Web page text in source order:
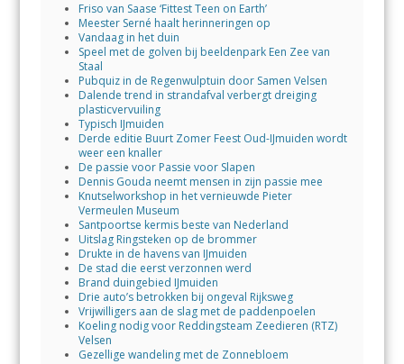
Friso van Saase ‘Fittest Teen on Earth’
Meester Serné haalt herinneringen op
Vandaag in het duin
Speel met de golven bij beeldenpark Een Zee van
Staal
Pubquiz in de Regenwulptuin door Samen Velsen
Dalende trend in strandafval verbergt dreiging
plasticvervuiling
Typisch IJmuiden
Derde editie Buurt Zomer Feest Oud-IJmuiden wordt
weer een knaller
De passie voor Passie voor Slapen
Dennis Gouda neemt mensen in zijn passie mee
Knutselworkshop in het vernieuwde Pieter
Vermeulen Museum
Santpoortse kermis beste van Nederland
Uitslag Ringsteken op de brommer
Drukte in de havens van IJmuiden
De stad die eerst verzonnen werd
Brand duingebied IJmuiden
Drie auto’s betrokken bij ongeval Rijksweg
Vrijwilligers aan de slag met de paddenpoelen
Koeling nodig voor Reddingsteam Zeedieren (RTZ)
Velsen
Gezellige wandeling met de Zonnebloem